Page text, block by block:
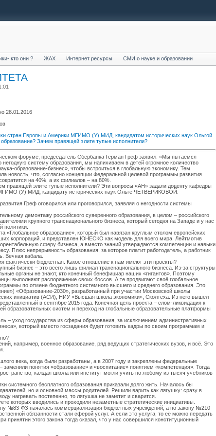
кто они ? ЖАХ Интернет ресурсы СМИ о науке и образовании
28.01.2016
стран Европы и Америки МГИМО (У) МИД, кандидатом исторических наук Ольгой
Зачем правящей элите тупые исполнители?
форуме, председатель Сбербанка Герман Греф заявил: «Мы пытаемся
систему образования, мы напихиваем в детей огромное количество
образование-бизнес», чтобы встроиться в глобальную экономику. Тем
новость, что, согласно концепции Федеральной целевой программы развития
на 40%, а их филиалов – на 80%.
правящей элите тупые исполнители? Эти вопросы «АН» задали доценту кафедры
(У) МИД, кандидату исторических наук Ольге ЧЕТВЕРИКОВОЙ.
Греф оговорился или проговорился, заявляя о негодности системы
демонтажу российского суверенного образования, в целом – российского
крупного транснационального бизнеса, который сегодня на Западе и у нас
политики.
«Глобальное образование», который был навязан круглым столом европейских
корпораций, и представлен ЮНЕСКО как модель для всего мира. Лейтмотив
сферу бизнеса, а вместо знаний утверждаются компетенции и навыки
Плюс непрерывность образования, за которое платит работодатель, а работник
Вечная кабала.
фактически бюджетная. Какое отношение к нам имеют эти проекты?
бизнес – это всего лишь филиал транснационального бизнеса. Из-за структуры
органы не знают, кто конечный бенефициар наших «гигантов». Поэтому
выполняют распоряжение своих боссов. А те продвигают своё глобальное
по отмене бюджетного системного высшего и среднего образования. Это
«Образование-2030», разработанный при участии Московской школы
инициатив (АСИ), НИУ «Высшая школа экономики», Сколтеха. Из него вышел
в сентябре 2015 года. Конечная цель проекта – слом-ликвидация к
образовательных систем и переход на глобальные образовательные платформы
– уход государства из сферы образования, за исключением административных
который вместо госзадания будет готовить кадры по своим программам и
например, военное образование, ряд ведущих стратегических вузов, и всё. Это
века, когда были разработаны, а в 2007 году и закреплены федеральные
понятия «образование» и «воспитание» понятием «компетенция». Тогда
каждая школа или институт могли учить по любому из тысяч учебников
системного бесплатного образования приказали долго жить. Началось бы
но и основной массы родителей. Решили варить как лягушку: сразу в
нагревать постепенно, то лягушка не заметит и сварится.
которых вводились и проходили незаметные стратегические инициативы.
№83-ФЗ началась коммерциализация бюджетных учреждений, а по закону №210-
обязанности стали сферой услуг. А если это услуга, то её можно передать
принятии этого закона тогда сказал, что у нас совершился конституционный